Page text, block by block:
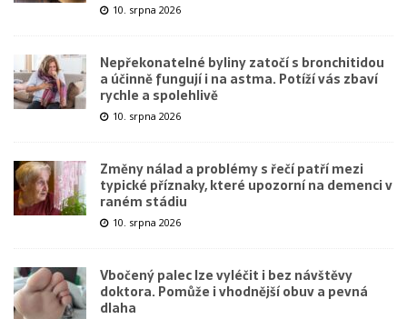
10. srpna 2026
Nepřekonatelné byliny zatočí s bronchitidou
a účinně fungují i na astma. Potíží vás zbaví
rychle a spolehlivě
10. srpna 2026
Změny nálad a problémy s řečí patří mezi
typické příznaky, které upozorní na demenci v
raném stádiu
10. srpna 2026
Vbočený palec lze vyléčit i bez návštěvy
doktora. Pomůže i vhodnější obuv a pevná
dlaha